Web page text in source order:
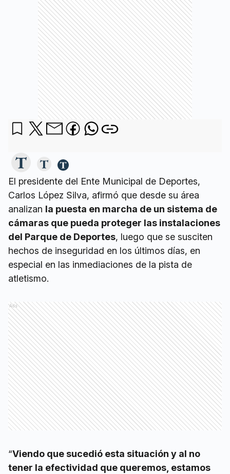
El presidente del Ente Municipal de Deportes,
Carlos López Silva, afirmó que desde su área
analizan la puesta en marcha de un sistema de
cámaras que pueda proteger las instalaciones
del Parque de Deportes, luego que se susciten
hechos de inseguridad en los últimos días, en
especial en las inmediaciones de la pista de
atletismo.
Ads
“Viendo que sucedió esta situación y al no
tener la efectividad que queremos, estamos